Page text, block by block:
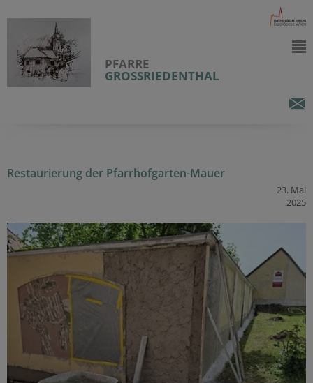
PFARRE
GROSSRIEDENTHAL
Restaurierung der Pfarrhofgarten-Mauer
23. Mai
2025